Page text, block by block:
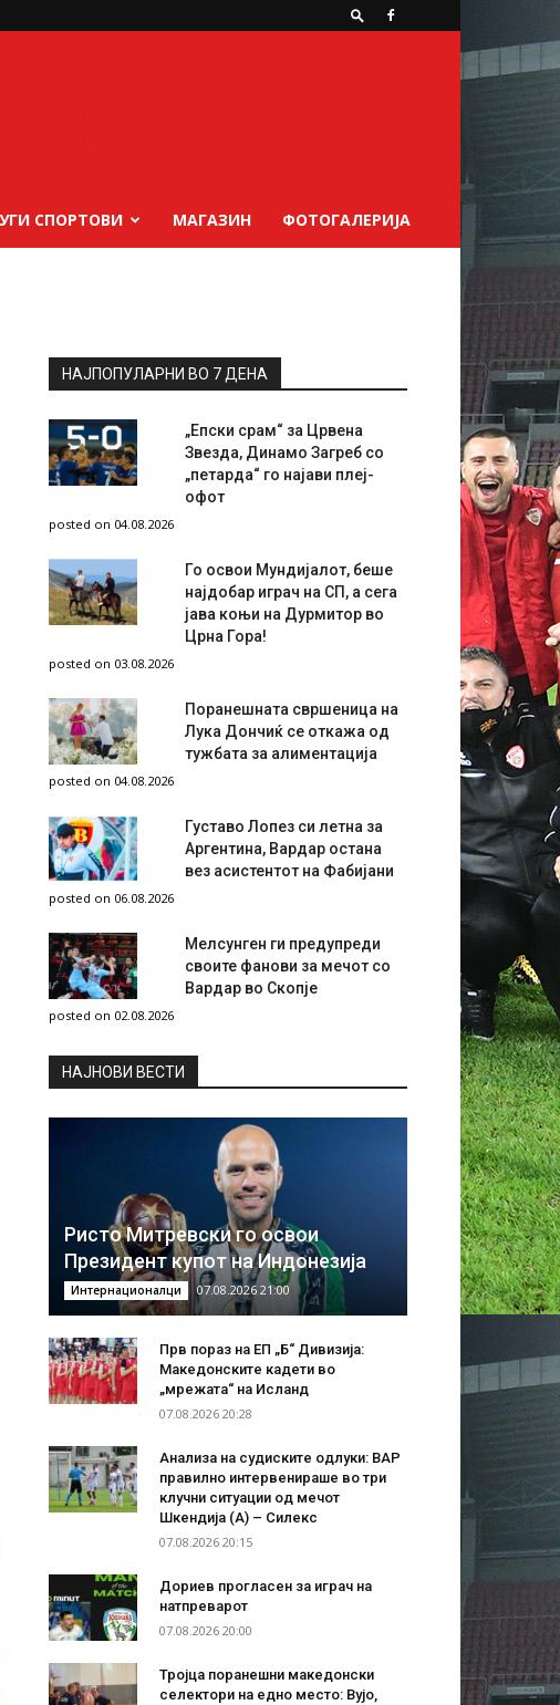
СПОРТОВИ МАГАЗИН ФОТОГАЛЕРИЈА
НАЈПОПУЛАРНИ ВО 7 ДЕНА
„Епски срам“ за Црвена
Звезда, Динамо Загреб со
„петарда“ го најави плеј-
офот
posted on 04.08.2026
Го освои Мундијалот, беше
најдобар играч на СП, а сега
јава коњи на Дурмитор во
Црна Гора!
posted on 03.08.2026
Поранешната свршеница на
Лука Дончиќ се откажа од
тужбата за алиментација
posted on 04.08.2026
Густаво Лопез си летна за
Аргентина, Вардар остана
вез асистентот на Фабијани
posted on 06.08.2026
Мелсунген ги предупреди
своите фанови за мечот со
Вардар во Скопје
posted on 02.08.2026
НAЈНОВИ ВЕСТИ
Ристо Митревски го освои
Президент купот на Индонезија
Интернационалци 07.08.2026 21:00
Прв пораз на ЕП „Б“ Дивизија:
Македонските кадети во
„мрежата“ на Исланд
07.08.2026 20:28
Анализа на судиските одлуки: ВАР
правилно интервенираше во три
клучни ситуации од мечот
Шкендија (А) – Силекс
07.08.2026 20:15
Дориев прогласен за играч на
натпреварот
07.08.2026 20:00
Тројца поранешни македонски
селектори на едно место: Вујо,